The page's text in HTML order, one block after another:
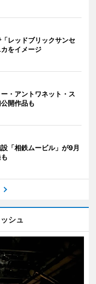
レッドブリックサンセ
をイメージ
・アントワネット・ス
開作品も
「相鉄ムービル」が9月
シュ